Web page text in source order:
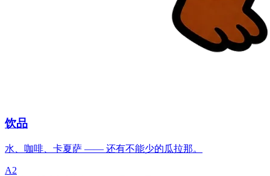
饮品
水、咖啡、卡夏萨 —— 还有不能少的瓜拉那。
A2